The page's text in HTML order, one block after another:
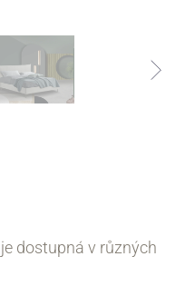
dostupná v různých